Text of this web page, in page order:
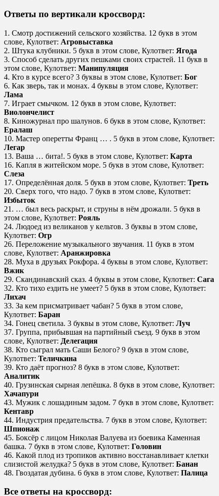
Ответы по вертикали кроссворд:
1. Смотр достижений сельского хозяйства. 12 букв в этом
слове, Кулответ: Агровыставка
2. Штука клубники. 5 букв в этом слове, Кулответ: Ягода
3. Способ сделать других пешками своих страстей. 11 букв в
этом слове, Кулответ: Манипуляция
4. Кто в курсе всего? 3 буквы в этом слове, Кулответ: Бог
6. Как зверь, так и монах. 4 буквы в этом слове, Кулответ:
Лама
7. Играет смычком. 12 букв в этом слове, Кулответ:
Виолончелист
8. Киножурнал про шалунов. 6 букв в этом слове, Кулответ:
Ералаш
10. Мастер оперетты Франц … . 5 букв в этом слове, Кулответ:
Легар
13. Ваша … бита!. 5 букв в этом слове, Кулответ: Карта
16. Капля в житейском море. 5 букв в этом слове, Кулответ:
Слеза
17. Определённая доля. 5 букв в этом слове, Кулответ: Треть
20. Сверх того, что надо. 7 букв в этом слове, Кулответ:
Избыток
21. … был весь раскрыт, и струны в нём дрожали. 5 букв в
этом слове, Кулответ: Рояль
24. Людоед из великанов у кельтов. 3 буквы в этом слове,
Кулответ: Огр
26. Переложение музыкального звучания. 11 букв в этом
слове, Кулответ: Аранжировка
28. Муха в друзьях Рокфора. 4 буквы в этом слове, Кулответ:
Вжик
29. Скандинавский сказ. 4 буквы в этом слове, Кулответ: Сага
32. Кто тихо ездить не умеет? 5 букв в этом слове, Кулответ:
Лихач
33. За кем присматривает чабан? 5 букв в этом слове,
Кулответ: Баран
34. Гонец светила. 3 буквы в этом слове, Кулответ: Луч
37. Группа, прибывшая на партийный съезд. 9 букв в этом
слове, Кулответ: Делегация
38. Кто сыграл мать Саши Белого? 9 букв в этом слове,
Кулответ: Теличкина
39. Кто даёт прогноз? 8 букв в этом слове, Кулответ:
Аналитик
40. Грузинская сырная лепёшка. 8 букв в этом слове, Кулответ:
Хачапури
43. Мужик с лошадиным задом. 7 букв в этом слове, Кулответ:
Кентавр
44. Индустрия предательства. 7 букв в этом слове, Кулответ:
Шпионаж
45. Боксёр с лицом Николая Валуева из боевика Каменная
башка. 7 букв в этом слове, Кулответ: Головин
46. Какой плод из тропиков активно восстанавливает клетки
слизистой желудка? 5 букв в этом слове, Кулответ: Банан
48. Гвоздатая дубина. 6 букв в этом слове, Кулответ: Палица
Все ответы на кроссворд: